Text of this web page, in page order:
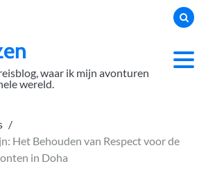
waar ik mijn avonturen
wereld.
Het Behouden van Respect voor de
in Doha